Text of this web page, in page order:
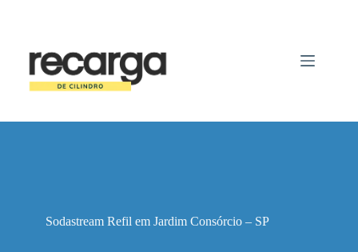
conteúdo
Sodastream Refil em Jardim Consórcio – SP